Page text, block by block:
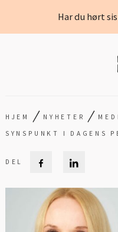
Har du hørt
HJEM / NYHETER /
SYNSPUNKT I DAGENS